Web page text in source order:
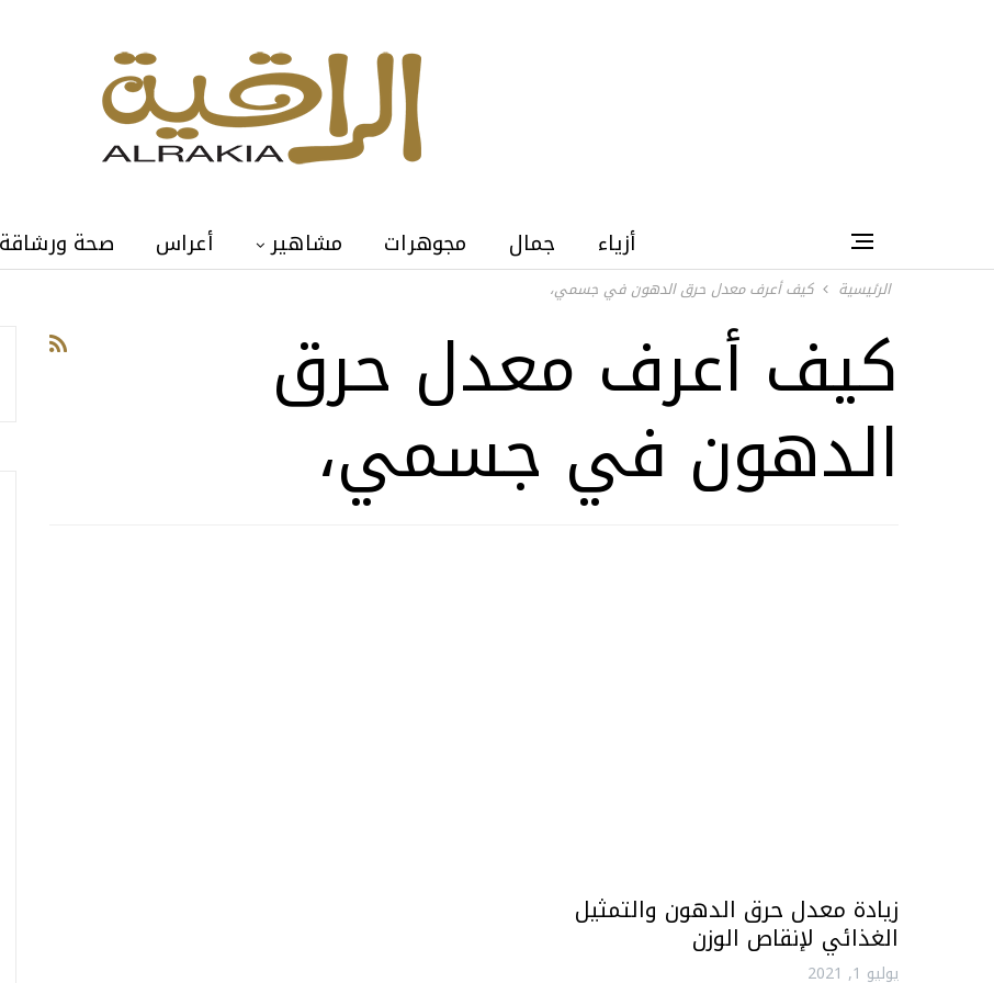
أزياء جمال مجوهرات مشاهير أعراس صحة ورشاقة
الرئيسية كيف أعرف معدل حرق الدهون في جسمي،
كيف أعرف معدل حرق
الدهون في جسمي،
زيادة معدل حرق الدهون والتمثيل
الغذائي لإنقاص الوزن
يوليو 1, 2021